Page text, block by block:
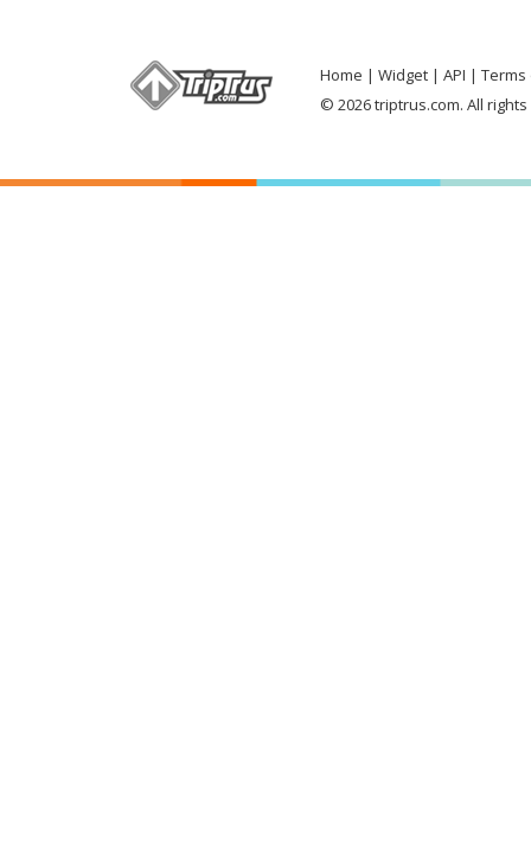
Home Widget API
Terms
© 2026 triptrus.com. All